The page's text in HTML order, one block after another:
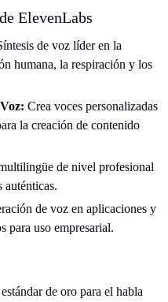
ElevenLabs
de voz líder en la
humana, la respiración y los
Crea voces personalizadas
la creación de contenido
de nivel profesional
auténticas.
de voz en aplicaciones y
para uso empresarial.
de oro para el habla